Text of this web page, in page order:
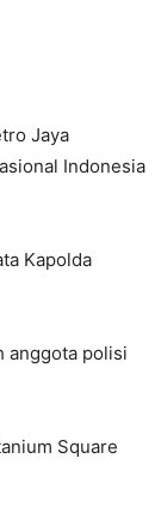
Jaya
Indonesia
Kapolda
anggota polisi
Square